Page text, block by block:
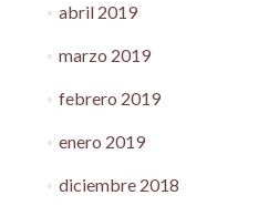
abril 2019
marzo 2019
febrero 2019
enero 2019
diciembre 2018